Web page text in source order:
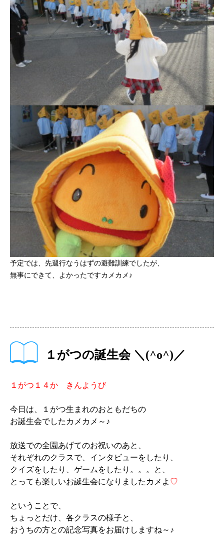
予定では、先週行なうはずの避難訓練でしたが、
無事にできて、よかったですカメカメ♪
１がつの誕生会 ＼(^o^)／
１がつ１４か きんようび
今日は、１がつ生まれのおともだちの
お誕生会でしたカメカメ～♪
放送での全園あげてのお祝いのあと、
それぞれのクラスで、インタビューをしたり、
クイズをしたり、ゲームをしたり。。。と、
とっても楽しいお誕生会になりましたカメよ ♡
ということで、
ちょっとだけ、各クラスの様子と、
おうちの方との記念写真をお届けしますね～♪